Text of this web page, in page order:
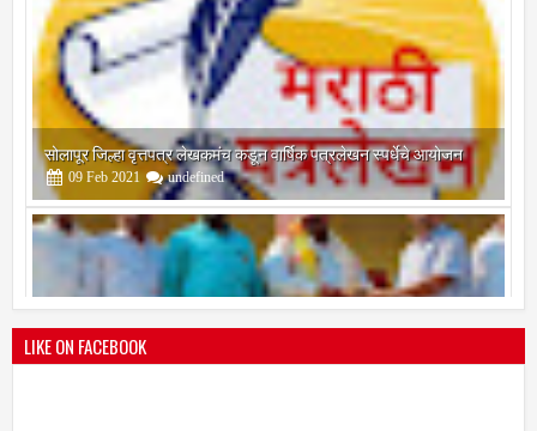
सोलापूर जिल्हा वृत्तपत्र लेखकमंच कडून वार्षिक पत्रलेखन स्पर्धेचे आयोजन
09 Feb undefined
श्री मल्लिकार्जुन प्रशालेकडून उमाकांत गाढवे यांचा सत्कार
Mar 2021 undefined
LIKE ON FACEBOOK